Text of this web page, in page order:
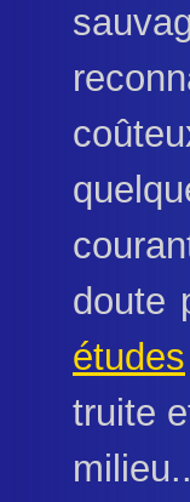
doute
études
truite